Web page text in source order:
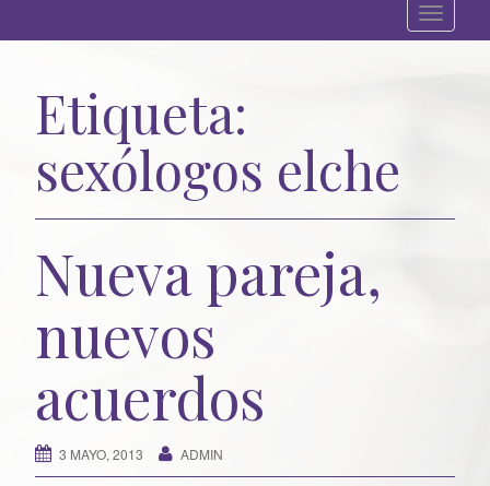
A
l
Etiqueta:
sexólogos elche
Nueva pareja,
nuevos
acuerdos
3 MAYO, 2013 ADMIN